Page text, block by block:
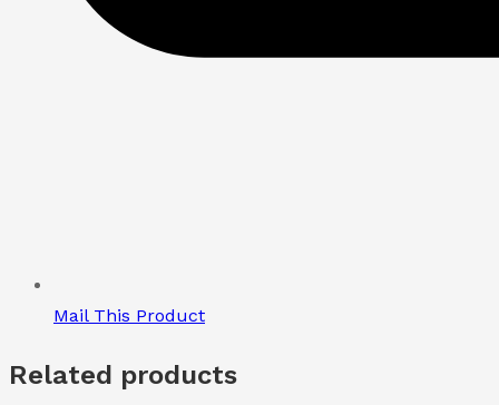
Mail This Product
Related products